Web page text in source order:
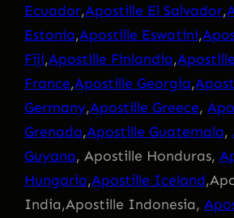
Ecuador,Apostille El Salvador,
Estonia,Apostille Eswatini,
Fiji,Apostille Finlandia,Apostille
France,Apostille Georgia,
Germany,Apostille Greece,
Grenada,Apostille Guatemala,
Guyana, Apostille Honduras,
Hungaria,Apostille Iceland
India,Apostille Indonesia,